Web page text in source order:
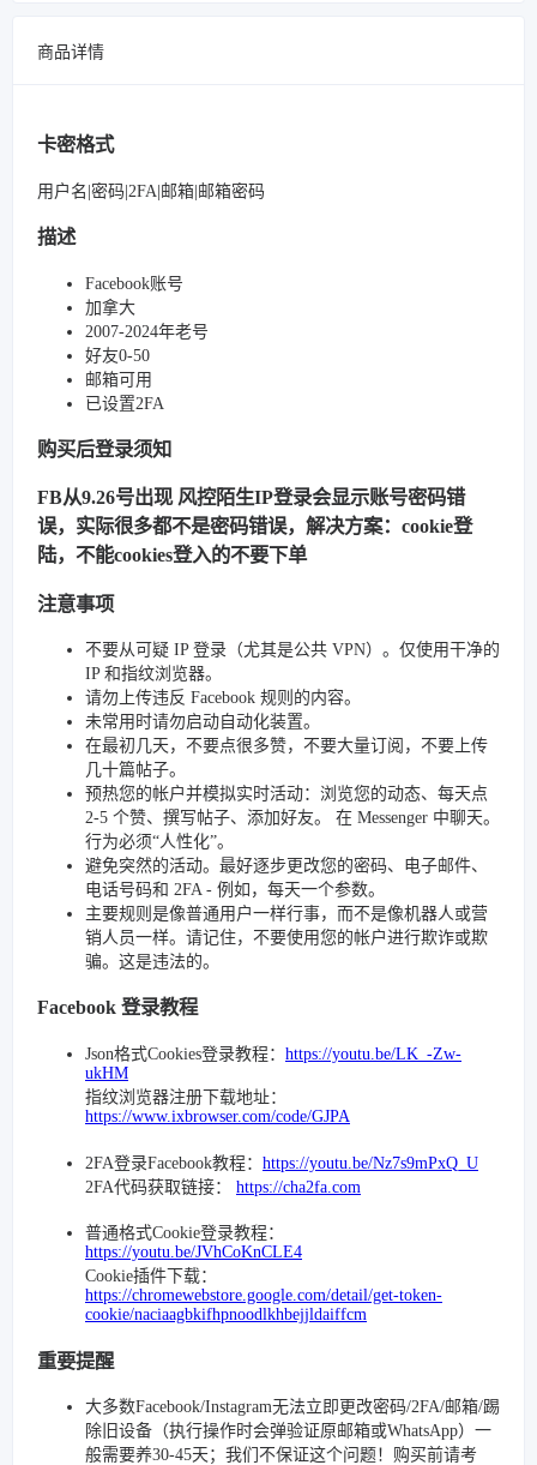
商品详情
卡密格式
用户名|密码|2FA|邮箱|邮箱密码
描述
Facebook账号
加拿大
2007-2024年老号
好友0-50
邮箱可用
已设置2FA
购买后登录须知
FB从9.26号出现 风控陌生IP登录会显示账号密码错
误，实际很多都不是密码错误，解决方案：cookie登
陆，不能cookies登入的不要下单
注意事项
不要从可疑 IP 登录（尤其是公共 VPN）。仅使用干净的
IP 和指纹浏览器。
请勿上传违反 Facebook 规则的内容。
未常用时请勿启动自动化装置。
在最初几天，不要点很多赞，不要大量订阅，不要上传
几十篇帖子。
预热您的帐户并模拟实时活动：浏览您的动态、每天点
2-5 个赞、撰写帖子、添加好友。 在 Messenger 中聊天。
行为必须“人性化”。
避免突然的活动。最好逐步更改您的密码、电子邮件、
电话号码和 2FA - 例如，每天一个参数。
主要规则是像普通用户一样行事，而不是像机器人或营
销人员一样。请记住，不要使用您的帐户进行欺诈或欺
骗。这是违法的。
Facebook 登录教程
Json格式Cookies登录教程： https://youtu.be/LK_-Zw-
ukHM
指纹浏览器注册下载地址：
https://www.ixbrowser.com/code/GJPA
2FA登录Facebook教程： https://youtu.be/Nz7s9mPxQ_U
2FA代码获取链接： https://cha2fa.com
普通格式Cookie登录教程：
https://youtu.be/JVhCoKnCLE4
Cookie插件下载：
https://chromewebstore.google.com/detail/get-token-
cookie/naciaagbkifhpnoodlkhbejjldaiffcm
重要提醒
大多数Facebook/Instagram无法立即更改密码/2FA/邮箱/踢
除旧设备（执行操作时会弹验证原邮箱或WhatsApp）一
般需要养30-45天；我们不保证这个问题！购买前请考